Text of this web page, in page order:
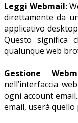
Leggi Webmail:
direttamente da
applicativo
Questo significa
qualunque web
Gestione
nell’interfaccia
ogni account
email, userà